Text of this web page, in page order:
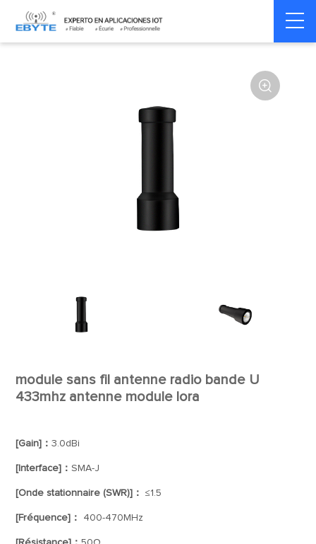
Home > Accessoires > Antenna

module sans fil antenne radio bande U
433mhz antenne module lora
[Gain]：3.0dBi
[Interface]：SMA-J
[Onde stationnaire (SWR)]： ≤1.5
[Fréquence]： 400-470MHz